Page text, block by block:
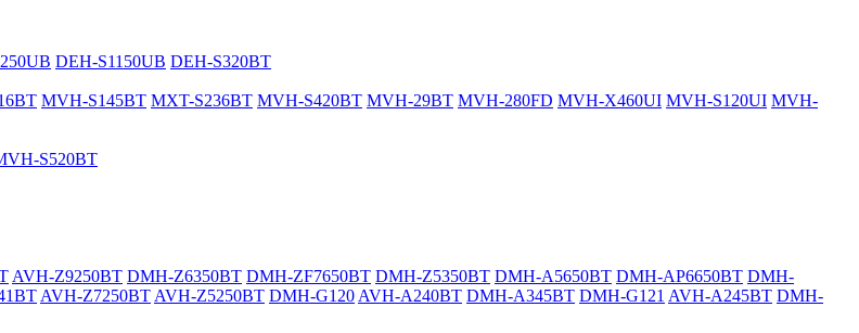
DEH-S1150UB DEH-S320BT
MVH-S145BT MXT-S236BT MVH-S420BT MVH-29BT MVH-280FD MVH-X460UI MVH-S120UI MVH-
S520BT
AVH-Z9250BT DMH-Z6350BT DMH-ZF7650BT DMH-Z5350BT DMH-A5650BT DMH-AP6650BT DMH-
AVH-Z7250BT AVH-Z5250BT DMH-G120 AVH-A240BT DMH-A345BT DMH-G121 AVH-A245BT DMH-